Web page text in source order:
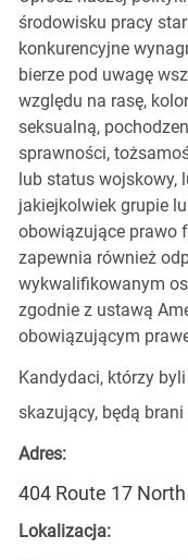
środowisku pracy
konkurencyjne
bierze pod uwagę
względu na rasę,
seksualną,
sprawności,
lub status wojskowy,
jakiejkolwiek grupie
obowiązujące prawo
zapewnia również
wykwalifikowanym
zgodnie z ustawą
obowiązującym
Kandydaci, którzy
skazujący, będą
Adres:
404 Route 17
Lokalizacja: